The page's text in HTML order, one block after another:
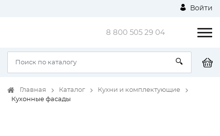
Войти
8 800 505 29 04
Главная Каталог
Кухни и комплектующие
Кухонные фасады